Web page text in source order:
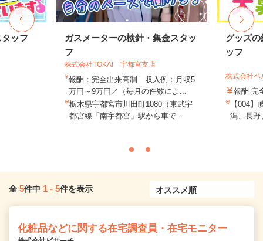
ッフ
ガスメーターの検針・集金スタッ
フ
株式会社TOKAI 宇都宮支店
報酬：完全出来高制 収入例：月収5
万円～9万円／（毎月の件数によ...
栃木県宇都宮市川田町1080（東武宇
都宮線「南宇都宮」駅から車で...
グッズ
ッフ
株式会社ベ
報酬 完
【004】
潟、長野
全 5件中 1 - 5件を表示
化粧品などに関する在宅調査員・在宅モニター